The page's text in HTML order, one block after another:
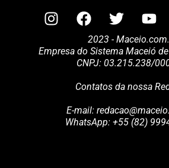
2023 -
Empresa do Sistema Maceió
CNPJ: 03.215.238/
Contatos da nossa
E-mail:
WhatsApp: +55 (82)